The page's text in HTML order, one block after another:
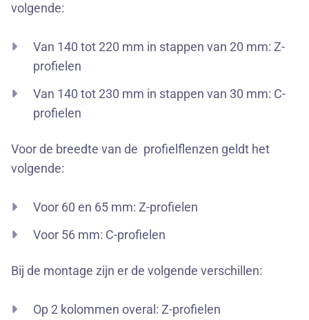
volgende:
Van 140 tot 220 mm in stappen van 20 mm: Z-
profielen
Van 140 tot 230 mm in stappen van 30 mm: C-
profielen
Voor de breedte van de profielflenzen geldt het
volgende:
Voor 60 en 65 mm: Z-profielen
Voor 56 mm: C-profielen
Bij de montage zijn er de volgende verschillen:
Op 2 kolommen overal: Z-profielen